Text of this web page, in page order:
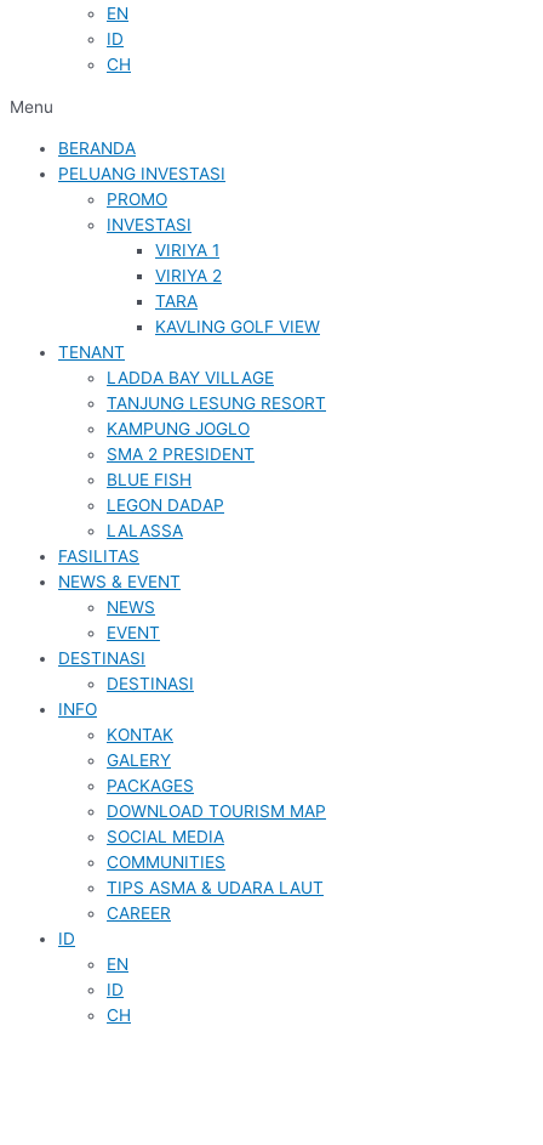
EN
ID
CH
Menu
BERANDA
PELUANG INVESTASI
PROMO
INVESTASI
VIRIYA 1
VIRIYA 2
TARA
KAVLING GOLF VIEW
TENANT
LADDA BAY VILLAGE
TANJUNG LESUNG RESORT
KAMPUNG JOGLO
SMA 2 PRESIDENT
BLUE FISH
LEGON DADAP
LALASSA
FASILITAS
NEWS & EVENT
NEWS
EVENT
DESTINASI
DESTINASI
INFO
KONTAK
GALERY
PACKAGES
DOWNLOAD TOURISM MAP
SOCIAL MEDIA
COMMUNITIES
TIPS ASMA & UDARA LAUT
CAREER
ID
EN
ID
CH